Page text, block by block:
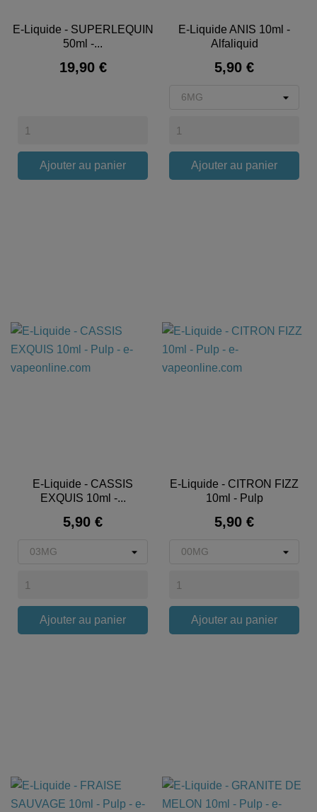
E-Liquide - SUPERLEQUIN
50ml -...
Prix
19,90 €
Ajouter au panier
E-Liquide ANIS 10ml -
Alfaliquid
Prix
5,90 €
Ajouter au panier
E-Liquide - CASSIS
EXQUIS 10ml -...
Prix
5,90 €
Ajouter au panier
E-Liquide - CITRON FIZZ
10ml - Pulp
Prix
5,90 €
Ajouter au panier